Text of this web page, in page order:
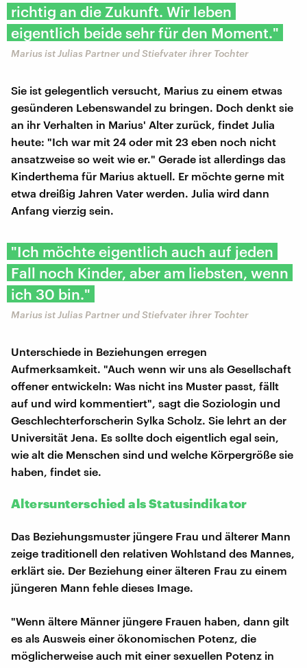
richtig an die Zukunft. Wir leben
eigentlich beide sehr für den Moment."
Marius ist Julias Partner und Stiefvater ihrer Tochter
Sie ist gelegentlich versucht, Marius zu einem etwas
gesünderen Lebenswandel zu bringen. Doch denkt sie
an ihr Verhalten in Marius' Alter zurück, findet Julia
heute: "Ich war mit 24 oder mit 23 eben noch nicht
ansatzweise so weit wie er." Gerade ist allerdings das
Kinderthema für Marius aktuell. Er möchte gerne mit
etwa dreißig Jahren Vater werden. Julia wird dann
Anfang vierzig sein.
"Ich möchte eigentlich auch auf jeden
Fall noch Kinder, aber am liebsten, wenn
ich 30 bin."
Marius ist Julias Partner und Stiefvater ihrer Tochter
Unterschiede in Beziehungen erregen
Aufmerksamkeit. "Auch wenn wir uns als Gesellschaft
offener entwickeln: Was nicht ins Muster passt, fällt
auf und wird kommentiert", sagt die Soziologin und
Geschlechterforscherin Sylka Scholz. Sie lehrt an der
Universität Jena. Es sollte doch eigentlich egal sein,
wie alt die Menschen sind und welche Körpergröße sie
haben, findet sie.
Altersunterschied als Statusindikator
Das Beziehungsmuster jüngere Frau und älterer Mann
zeige traditionell den relativen Wohlstand des Mannes,
erklärt sie. Der Beziehung einer älteren Frau zu einem
jüngeren Mann fehle dieses Image.
"Wenn ältere Männer jüngere Frauen haben, dann gilt
es als Ausweis einer ökonomischen Potenz, die
möglicherweise auch mit einer sexuellen Potenz in